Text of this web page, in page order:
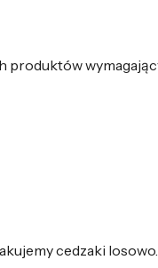
produktów
cedzaki losowo.